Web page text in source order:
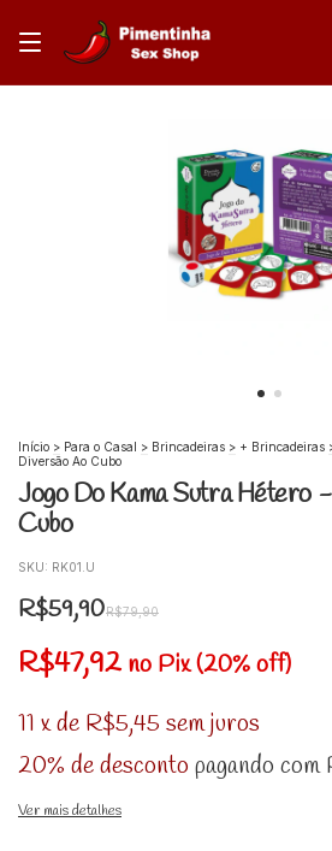
Início > Para o Casal > Brincadeiras > + Brincadeiras
Diversão Ao Cubo
Jogo Do Kama Sutra Hétero
Cubo
SKU: RK01.U
R$59,90R$79,90
R$47,92 no Pix (20% off)
11 xde R$5,45 sem juros
20% de desconto pagando com
Ver mais detalhes